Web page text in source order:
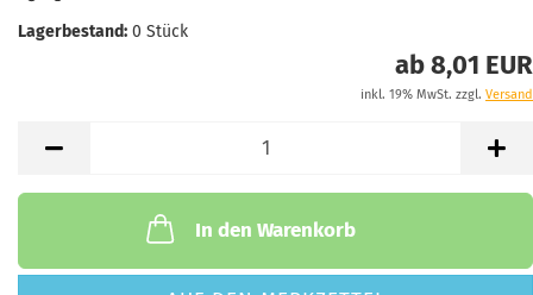
Lagerbestand: 0 Stück
ab 8,01 EUR
inkl. 19% MwSt. zzgl. Versand
In den Warenkorb